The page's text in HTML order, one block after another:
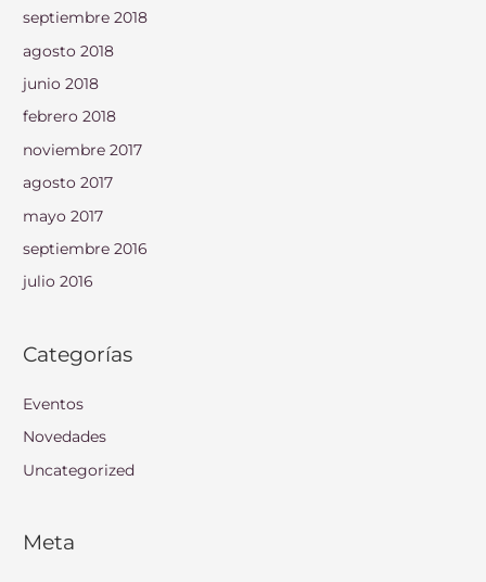
septiembre 2018
agosto 2018
junio 2018
febrero 2018
noviembre 2017
agosto 2017
mayo 2017
septiembre 2016
julio 2016
Categorías
Eventos
Novedades
Uncategorized
Meta